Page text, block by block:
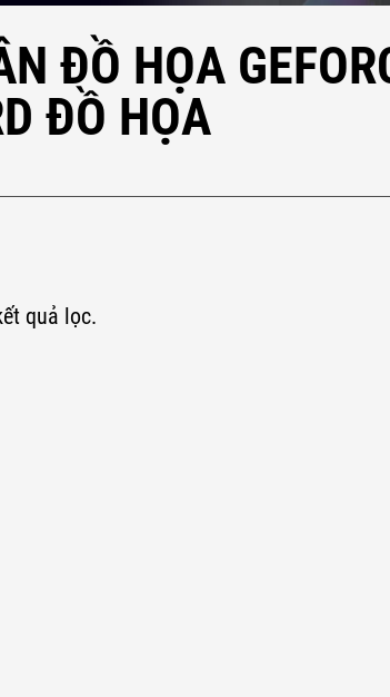
ĐỒ HỌA
ĐỒ HỌA
quả lọc.